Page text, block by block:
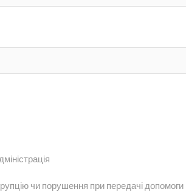
чи порушення при передачі допомоги